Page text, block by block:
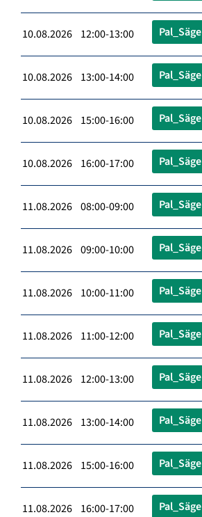
10.08.2026 12:00-13:00 Pal_Säge
10.08.2026 13:00-14:00 Pal_Säge
10.08.2026 15:00-16:00 Pal_Säge
10.08.2026 16:00-17:00 Pal_Säge
11.08.2026 08:00-09:00 Pal_Säge
11.08.2026 09:00-10:00 Pal_Säge
11.08.2026 10:00-11:00 Pal_Säge
11.08.2026 11:00-12:00 Pal_Säge
11.08.2026 12:00-13:00 Pal_Säge
11.08.2026 13:00-14:00 Pal_Säge
11.08.2026 15:00-16:00 Pal_Säge
11.08.2026 16:00-17:00 Pal_Säge